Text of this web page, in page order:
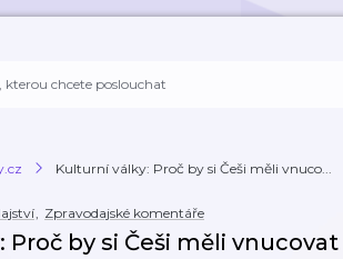
Kulturní války: Proč by si Češi měli vnuco...
, Zpravodajské komentáře
by si Češi měli